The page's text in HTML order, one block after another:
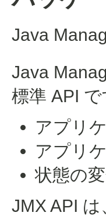
Java
Java
標準 API
アプリ
アプリ
状態の
JMX API